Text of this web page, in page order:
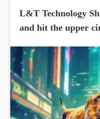
L&T Technology
and hit the upper